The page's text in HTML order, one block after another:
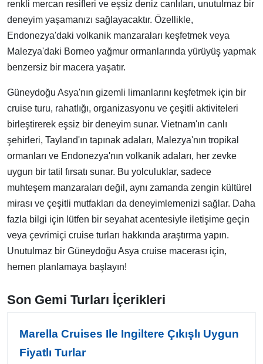
renkli mercan resifleri ve eşsiz deniz canlıları, unutulmaz bir
deneyim yaşamanızı sağlayacaktır. Özellikle,
Endonezya'daki volkanik manzaraları keşfetmek veya
Malezya'daki Borneo yağmur ormanlarında yürüyüş yapmak
benzersiz bir macera yaşatır.
Güneydoğu Asya'nın gizemli limanlarını keşfetmek için bir
cruise turu, rahatlığı, organizasyonu ve çeşitli aktiviteleri
birleştirerek eşsiz bir deneyim sunar. Vietnam'ın canlı
şehirleri, Tayland'ın tapınak adaları, Malezya'nın tropikal
ormanları ve Endonezya'nın volkanik adaları, her zevke
uygun bir tatil fırsatı sunar. Bu yolculuklar, sadece
muhteşem manzaraları değil, aynı zamanda zengin kültürel
mirası ve çeşitli mutfakları da deneyimlemenizi sağlar. Daha
fazla bilgi için lütfen bir seyahat acentesiyle iletişime geçin
veya çevrimiçi cruise turları hakkında araştırma yapın.
Unutulmaz bir Güneydoğu Asya cruise macerası için,
hemen planlamaya başlayın!
Son Gemi Turları İçerikleri
Marella Cruises Ile Ingiltere Çıkışlı Uygun
Fiyatlı Turlar